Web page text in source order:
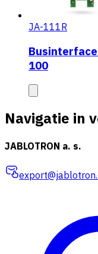
JA-111R
100
Navigatie in
JABLOTRON a. s.